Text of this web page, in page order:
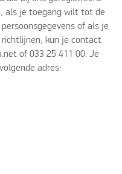
als je toegang wilt tot de
of als je
kun je contact
of 033 25 411 00. Je
adres: